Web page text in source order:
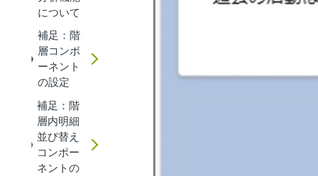
について
補足：階
層コンポ
ーネント
の設定
補足：階
層内明細
並び替え
コンポー
ネントの